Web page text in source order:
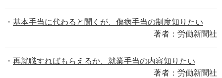
基本手当に代わると聞くが、傷病手当の制度知りたい
著者：労働新聞社
再就職すればもらえるか、就業手当の内容知りたい
著者：労働新聞社